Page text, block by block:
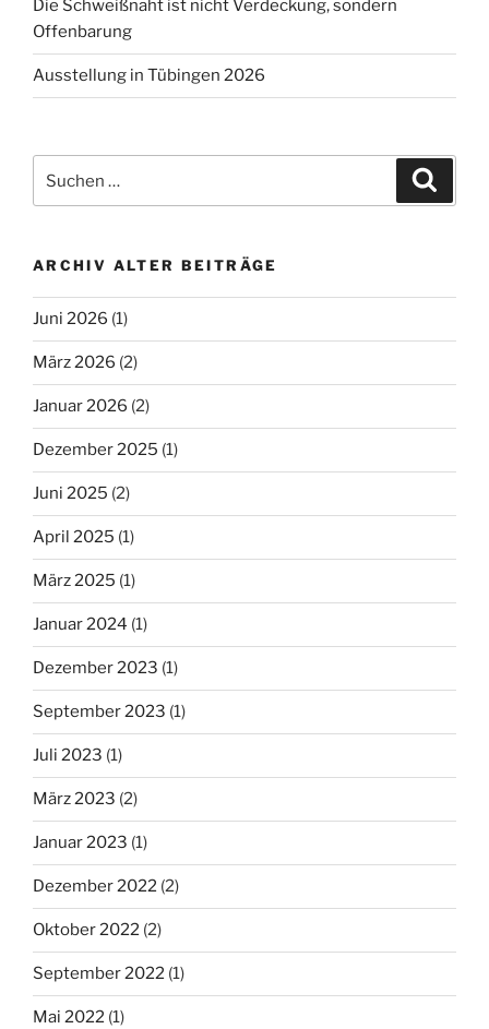
Die Schweißnaht ist nicht Verdeckung, sondern
Offenbarung
Ausstellung in Tübingen 2026
nach:
ARCHIV ALTER BEITRÄGE
Juni 2026 (1)
März 2026 (2)
Januar 2026 (2)
Dezember 2025 (1)
Juni 2025 (2)
April 2025 (1)
März 2025 (1)
Januar 2024 (1)
Dezember 2023 (1)
September 2023 (1)
Juli 2023 (1)
März 2023 (2)
Januar 2023 (1)
Dezember 2022 (2)
Oktober 2022 (2)
September 2022 (1)
Mai 2022 (1)